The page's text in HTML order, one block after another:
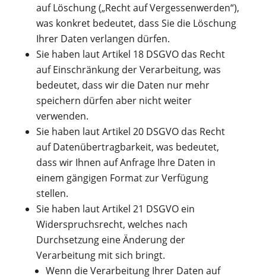
auf Löschung („Recht auf Vergessenwerden“),
was konkret bedeutet, dass Sie die Löschung
Ihrer Daten verlangen dürfen.
Sie haben laut Artikel 18 DSGVO das Recht
auf Einschränkung der Verarbeitung, was
bedeutet, dass wir die Daten nur mehr
speichern dürfen aber nicht weiter
verwenden.
Sie haben laut Artikel 20 DSGVO das Recht
auf Datenübertragbarkeit, was bedeutet,
dass wir Ihnen auf Anfrage Ihre Daten in
einem gängigen Format zur Verfügung
stellen.
Sie haben laut Artikel 21 DSGVO ein
Widerspruchsrecht, welches nach
Durchsetzung eine Änderung der
Verarbeitung mit sich bringt.
Wenn die Verarbeitung Ihrer Daten auf